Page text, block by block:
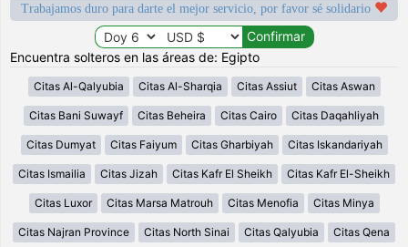
Trabajamos duro para darte el mejor servicio, por favor sé solidario
Encuentra solteros en las áreas de: Egipto
Citas Al-Qalyubia Citas Al-Sharqia Citas Assiut Citas Aswan
Citas Bani Suwayf Citas Beheira Citas Cairo Citas Daqahliyah
Citas Dumyat Citas Faiyum Citas Gharbiyah Citas Iskandariyah
Citas Ismailia Citas Jizah Citas Kafr El Sheikh Citas Kafr El-Sheikh
Citas Luxor Citas Marsa Matrouh Citas Menofia Citas Minya
Citas Najran Province Citas North Sinai Citas Qalyubia Citas Qena